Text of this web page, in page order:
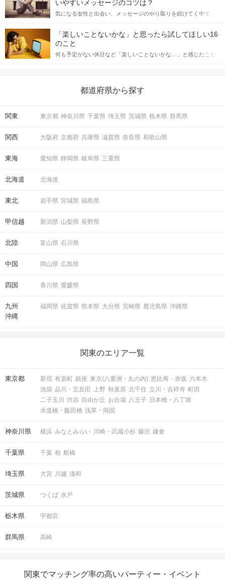
をしっかりと理解し、正しい行動に移せるかどうかが重要。 この
記事では、女性が話しかけて欲しい時に出すサインとその心理を
合にどのような行動に繋げるべきかをご紹介していきます。
いやすいメッセージのコツは？
気になる女性と出会い、メッセージのやり取りを続けてく中で
しかし、中には「どう誘ったらいいの？」とお困りの男性もいら
っしゃるのではないでしょうか。 そこで今回は、男性から女性へ
送るLINEでのデートの誘い方のコツをご紹介します。例文も混じ
えながら解説するので、ぜひ参考にしてください。
「楽しいことないかな」と思ったら試してほしい16
のこと
何も予定がない休日など「楽しいことないかな…」と感じたこと
の楽しいことアイデアを集めました♪ いままさに楽しいことを探し
都道府県から探す
関東 東京都 神奈川県 千葉県 埼玉県 茨城県 栃木県 群馬県
関西 大阪府 京都府 兵庫県 滋賀県 奈良県 和歌山県
東海 愛知県 静岡県 岐阜県 三重県
北海道 北海道
東北 岩手県 宮城県 福島県
甲信越 新潟県 山梨県 長野県
北陸 富山県 石川県
中国 岡山県 広島県
四国 香川県 愛媛県
九州
沖縄
福岡県 佐賀県 熊本県 大分県 宮崎県 鹿児島県 沖縄県
関東のエリア一覧
東京都 新宿 有楽町 銀座 東京(八重洲・丸の内) 恵比寿・赤坂 六本木
池袋 品川・五反田 上野 秋葉原 北千住 立川・吉祥寺 町田
二子玉川
渋谷 自由が丘 お台場 八王子 日本橋・八丁堀
水道橋・飯田橋 浅草・両国
神奈川県 横浜 みなとみらい 川崎・武蔵小杉 藤沢 鎌倉
千葉県 千葉 柏 船橋
埼玉県 大宮 川越 浦和
茨城県 つくば 水戸
栃木県 宇都宮
群馬県 高崎
関東でマッチング率の高いパーティー・イベント